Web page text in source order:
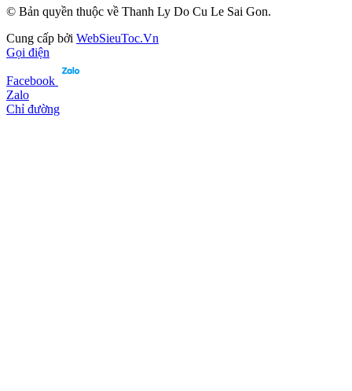
© Bản quyền thuộc về Thanh Ly Do Cu Le Sai Gon.
Cung cấp bởi WebSieuToc.Vn
Gọi điện
Facebook
Zalo
Chỉ đường